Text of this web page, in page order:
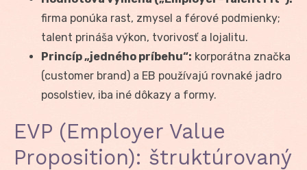
firma ponúka rast, zmysel a férové podmienky;
talent prináša výkon, tvorivosť a lojalitu.
Princíp „jedného príbehu“: korporátna značka
(customer brand) a EB používajú rovnaké jadro
posolstiev, iba iné dôkazy a formy.
EVP (Employer Value
Proposition): štruktúrovaný